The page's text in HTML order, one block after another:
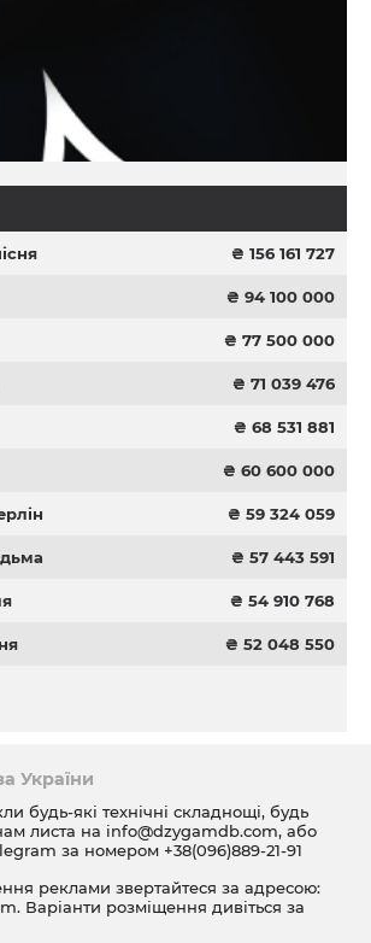
₴ 156 161 727
₴ 94 100 000
₴ 77 500 000
₴ 71 039 476
₴ 68 531 881
₴ 60 600 000
₴ 59 324 059
₴ 57 443 591
₴ 54 910 768
₴ 52 048 550
України
будь-які технічні складнощі, будь
листа на info@dzygamdb.com, або
за номером +38(096)889-21-91
реклами звертайтеся за адресою:
. Варіанти розміщення дивіться за